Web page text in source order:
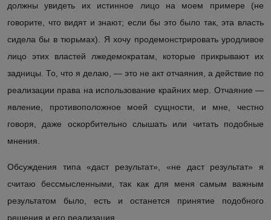
должны увидеть их истинное лицо на моем примере (не
говорите, что видят и знают; если бы это было так, эта власть
сидела бы в тюрьмах). Я хочу продемонстрировать уродливое
лицо этих властей лжедемократам, которые прикрывают их
задницы. То, что я делаю, — это не акт отчаяния, а действие по
реализации права на использование крайних мер. Отчаяние —
явление, противоположное моей сущности, и мне, честно
говоря, даже оскорбительно слышать или читать подобные
мнения.
Обсуждения типа «даст результат», «не даст результат» я
считаю бессмысленными, так как для меня самым важным
результатом было, есть и останется принятие подобного
решения и его реализация.